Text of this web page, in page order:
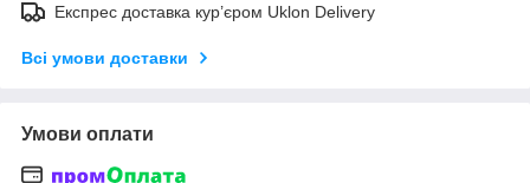
Експрес доставка кур’єром Uklon Delivery
Всі умови доставки
Умови оплати